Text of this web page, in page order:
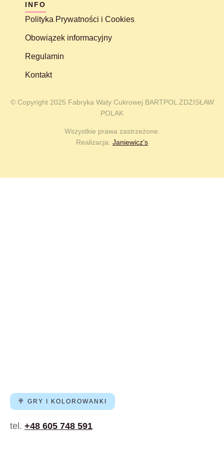
INFO
Polityka Prywatności i Cookies
Obowiązek informacyjny
Regulamin
Kontakt
© Copyright 2025 Fabryka Waty Cukrowej BARTPOL ZDZISŁAW
POLAK
Wszystkie prawa zastrzeżone.
Realizacja: Janiewicz’s
🍭 GRY I KOLOROWANKI
tel. +48 605 748 591